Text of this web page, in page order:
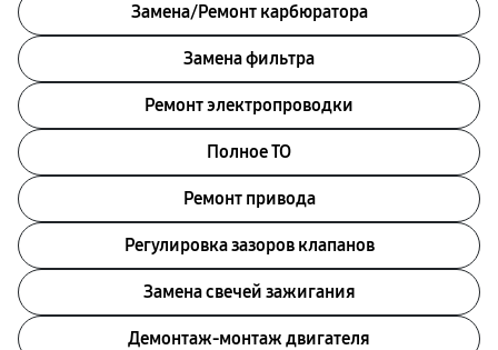
Замена/Pемонт карбюратора
Замена фильтра
Ремонт электропроводки
Полное ТО
Ремонт привода
Регулировка зазоров клапанов
Замена свечей зажигания
Демонтаж-монтаж двигателя